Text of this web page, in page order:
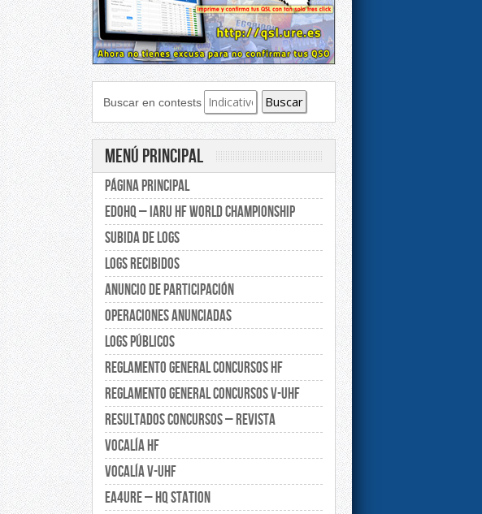
Buscar en contests
Menú principal
Página principal
ED0HQ – IARU HF World Championship
Subida de Logs
Logs recibidos
Anuncio de participación
Operaciones anunciadas
Logs Públicos
Reglamento General Concursos HF
Reglamento General Concursos V-UHF
Resultados Concursos – Revista
Vocalía HF
Vocalía V-UHF
EA4URE – HQ Station